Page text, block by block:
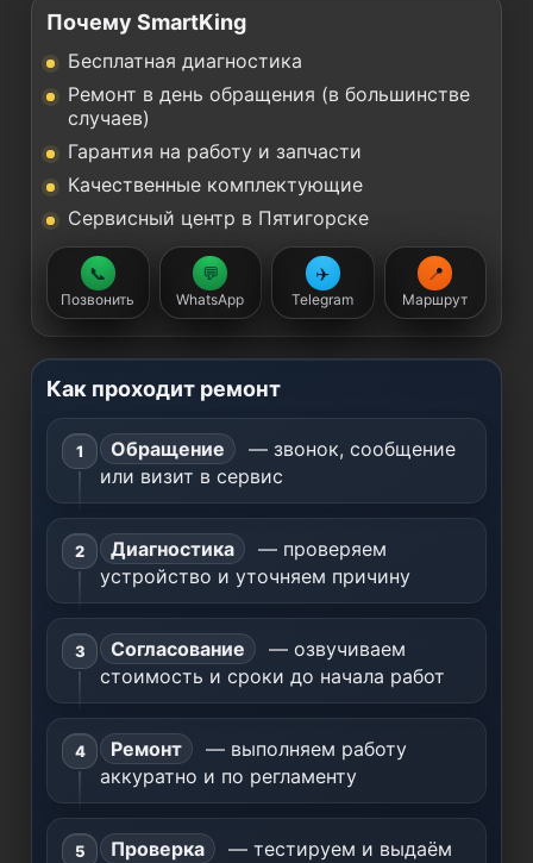
Почему SmartKing
Бесплатная диагностика
Ремонт в день обращения (в большинстве
случаев)
Гарантия на работу и запчасти
Качественные комплектующие
Сервисный центр в Пятигорске
📞
Позвонить
💬
WhatsApp
✈️
Telegram
📍
Маршрут
Как проходит ремонт
Обращение
— звонок, сообщение
или визит в сервис
Диагностика
— проверяем
устройство и уточняем причину
Согласование
— озвучиваем
стоимость и сроки до начала работ
Ремонт
— выполняем работу
аккуратно и по регламенту
Проверка
— тестируем и выдаём